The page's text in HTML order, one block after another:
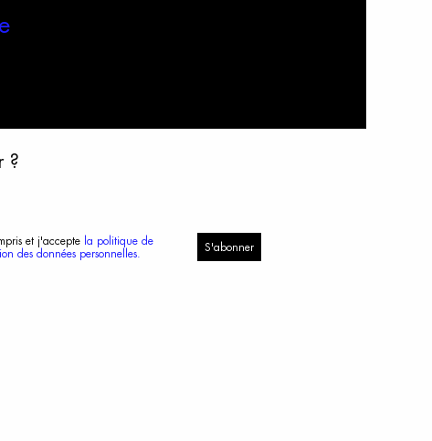
?
et j'accepte la politique de
des données personnelles.
S'abonner